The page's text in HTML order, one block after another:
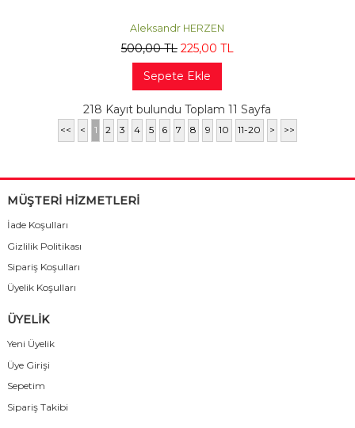
Aleksandr HERZEN
500,00TL 225,00 TL
Sepete Ekle
218 Kayıt bulundu Toplam 11 Sayfa
<< < 1 2 3 4 5 6 7 8 9 10 11-20 > >>
MÜŞTERİ HİZMETLERİ
İade Koşulları
Gizlilik Politikası
Sipariş Koşulları
Üyelik Koşulları
ÜYELİK
Yeni Üyelik
Üye Girişi
Sepetim
Sipariş Takibi